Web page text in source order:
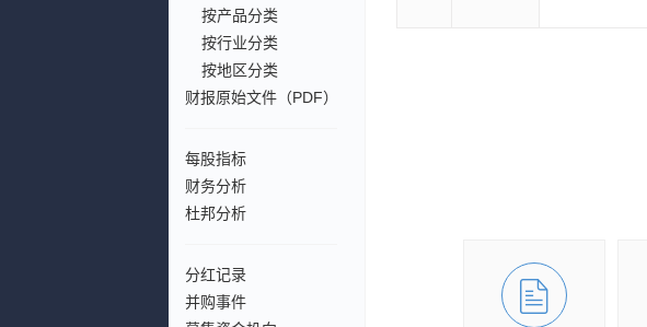
按产品分类
按行业分类
按地区分类
财报原始文件（PDF）
每股指标
财务分析
杜邦分析
分红记录
并购事件